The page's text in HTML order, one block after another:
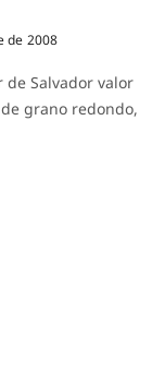
de 2008
de Salvador valor
grano redondo,